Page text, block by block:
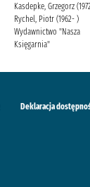
Kasdepke, Grzegorz
Rychel, Piotr (1962- )
Wydawnictwo "Nasza
Księgarnia"
Deklaracja